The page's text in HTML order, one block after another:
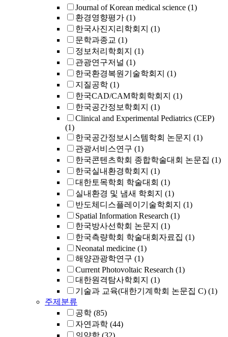
Journal of Korean medical science (1)
환경영향평가 (1)
한국사진지리학회지 (1)
문학과종교 (1)
정보처리학회지 (1)
관광연구저널 (1)
한국환경복원기술학회지 (1)
지질공학 (1)
한국CAD/CAM학회학회지 (1)
한국공간정보학회지 (1)
Clinical and Experimental Pediatrics (CEP)
(1)
한국공간정보시스템학회 논문지 (1)
관광서비스연구 (1)
한국콘텐츠학회 종합학술대회 논문집 (1)
한국실내환경학회지 (1)
대한토목학회 학술대회 (1)
실내환경 및 냄새 학회지 (1)
반도체디스플레이기술학회지 (1)
Spatial Information Research (1)
한국방사선학회 논문지 (1)
한국측량학회 학술대회자료집 (1)
Neonatal medicine (1)
해양관광학연구 (1)
Current Photovoltaic Research (1)
대한원격탐사학회지 (1)
기술과 교육(대한기계학회 논문집 C) (1)
주제분류
공학 (85)
자연과학 (44)
의약학 (32)